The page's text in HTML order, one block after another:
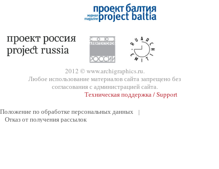
2012 © www.archigraphics.ru.
Любое использование материалов сайта запрещено без
согласования с администрацией сайта.
Техническая поддержка / Support
Положение по обработке персональных данных
|
Отказ от получения рассылок